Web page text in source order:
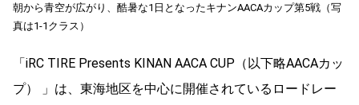
朝から青空が広がり、酷暑な1日となったキナンAACAカップ第5戦（写
真は1-1クラス）
「iRC TIRE Presents KINAN AACA CUP（以下略AACAカッ
プ） 」は、東海地区を中心に開催されているロードレー